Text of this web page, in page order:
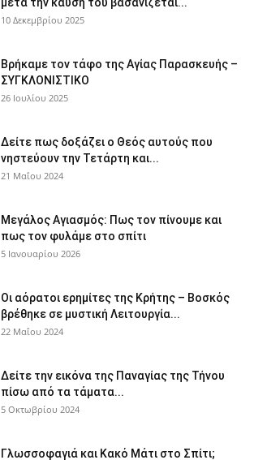
10 Δεκεμβρίου 2025
Βρήκαμε τον τάφο της Αγίας Παρασκευής –
ΣΥΓΚΛΟΝΙΣΤΙΚΟ
26 Ιουλίου 2025
Δείτε πως δοξάζει ο Θεός αυτούς που
νηστεύουν την Τετάρτη και...
21 Μαΐου 2024
Μεγάλος Αγιασμός: Πως τον πίνουμε και
πως τον φυλάμε στο σπίτι
5 Ιανουαρίου 2026
Οι αόρατοι ερημίτες της Κρήτης – Βοσκός
βρέθηκε σε μυστική Λειτουργία...
22 Μαΐου 2024
Δείτε την εικόνα της Παναγίας της Τήνου
πίσω από τα τάματα...
5 Οκτωβρίου 2024
Γλωσσοφαγιά και Κακό Μάτι στο Σπίτι;